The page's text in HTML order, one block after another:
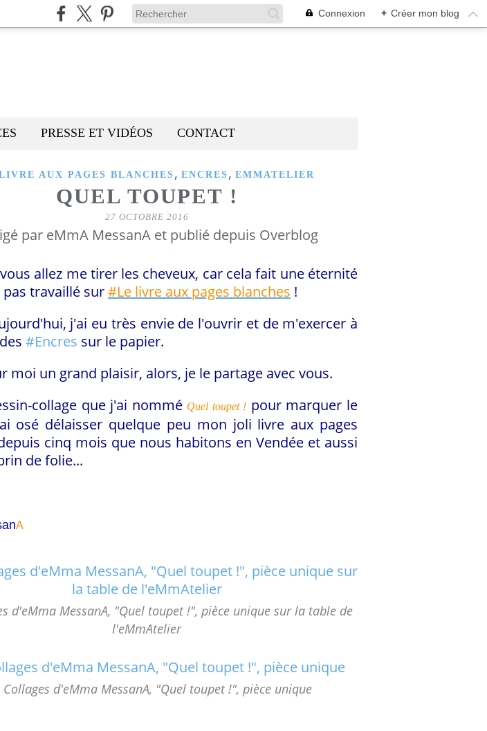
Connexion + Créer mon blog
PRESSE ET VIDÉOS CONTACT
AUX PAGES BLANCHES , ENCRES , EMMATELIER
QUEL TOUPET !
27 OCTOBRE 2016
par eMmA MessanA et publié depuis Overblog
allez me tirer les cheveux, car cela fait une éternité
pas travaillé sur#Le livre aux pages blanches !
j'ai eu très envie de l'ouvrir et de m'exercer à
#Encres sur le papier.
moi un grand plaisir, alors, je le partage avec vous.
collage que j'ai nommé Quel toupet ! pour marquer le
osé délaisser quelque peu mon joli livre aux pages
cinq mois que nous habitons en Vendée et aussi
de folie...
nA
d'eMma MessanA, "Quel toupet !", pièce unique sur la table de
l'eMmAtelier
Collages d'eMma MessanA, "Quel toupet !", pièce unique